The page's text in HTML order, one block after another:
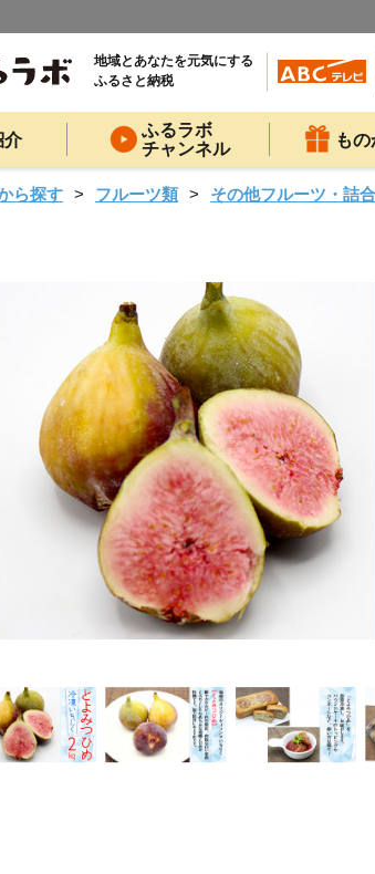
地域とあなたを元気にする
ふるさと納税
介
ふるラボ
チャンネル
も
ら探す フルーツ類 その他フルーツ・詰